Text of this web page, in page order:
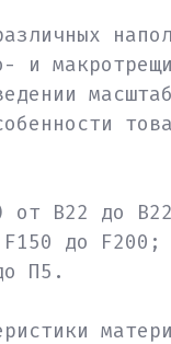
и
от В22 до
до F200;
П5.